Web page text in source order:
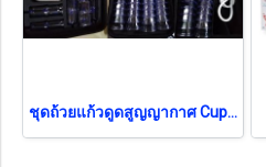
ชุดถ้วยแก้วดูดสูญญากาศ Cupping Therapy Device (50ถ้วย)